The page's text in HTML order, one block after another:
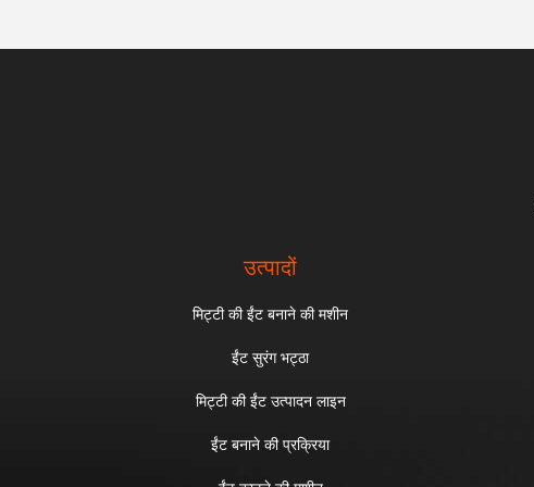
उत्पादों
मिट्टी की ईंट बनाने की मशीन
ईंट सुरंग भट्ठा
मिट्टी की ईंट उत्पादन लाइन
ईंट बनाने की प्रक्रिया